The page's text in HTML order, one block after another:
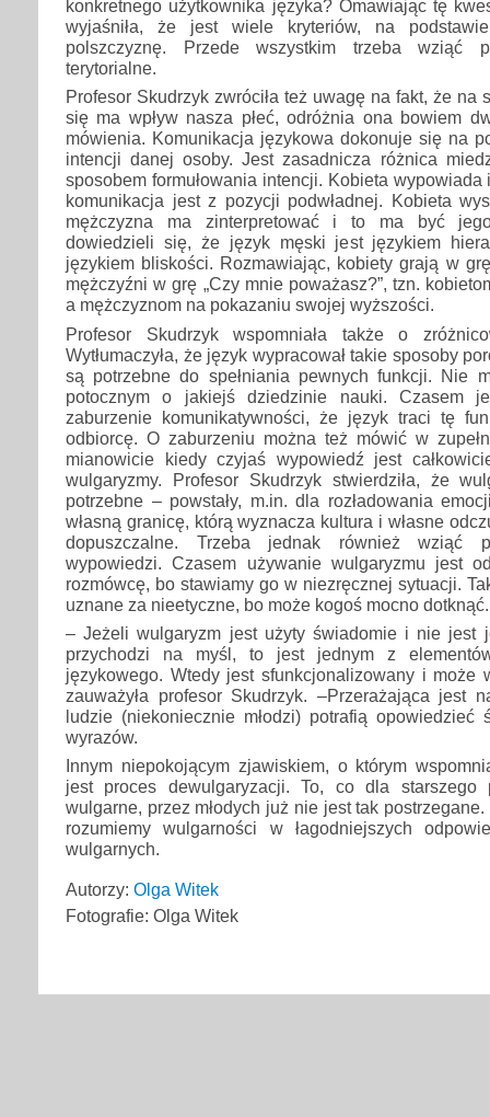
konkretnego użytkownika języka? Omawiając tę
wyjaśniła, że jest wiele kryteriów, na
polszczyznę. Przede wszystkim trzeba wziąć
terytorialne.
Profesor Skudrzyk zwróciła też uwagę na fakt, że na
się ma wpływ nasza płeć, odróżnia ona bowiem
mówienia. Komunikacja językowa dokonuje się na
intencji danej osoby. Jest zasadnicza różnica
sposobem formułowania intencji. Kobieta
komunikacja jest z pozycji podwładnej. Kobieta
mężczyzna ma zinterpretować i to ma być
dowiedzieli się, że język męski jest językiem
językiem bliskości. Rozmawiając, kobiety grają w
mężczyźni w grę „Czy mnie poważasz?”, tzn.
a mężczyznom na pokazaniu swojej wyższości.
Profesor Skudrzyk wspomniała także o
Wytłumaczyła, że język wypracował takie sposoby
są potrzebne do spełniania pewnych funkcji. Nie
potocznym o jakiejś dziedzinie nauki. Czasem
zaburzenie komunikatywności, że język traci tę
odbiorcę. O zaburzeniu można też mówić w
mianowicie kiedy czyjaś wypowiedź jest
wulgaryzmy. Profesor Skudrzyk stwierdziła, że
potrzebne – powstały, m.in. dla rozładowania
własną granicę, którą wyznacza kultura i własne
dopuszczalne. Trzeba jednak również wziąć
wypowiedzi. Czasem używanie wulgaryzmu jest
rozmówcę, bo stawiamy go w niezręcznej sytuacji.
uznane za nieetyczne, bo może kogoś mocno dotknąć.
– Jeżeli wulgaryzm jest użyty świadomie i nie jest
przychodzi na myśl, to jest jednym z
językowego. Wtedy jest sfunkcjonalizowany i może
zauważyła profesor Skudrzyk. –Przerażająca jest
ludzie (niekoniecznie młodzi) potrafią opowiedzieć
wyrazów.
Innym niepokojącym zjawiskiem, o którym
jest proces dewulgaryzacji. To, co dla starszego
wulgarne, przez młodych już nie jest tak
rozumiemy wulgarności w łagodniejszych
wulgarnych.
Autorzy: Olga Witek
Fotografie: Olga Witek